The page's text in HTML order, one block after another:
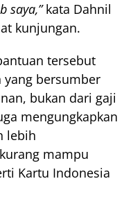
saya,”kata Dahnil
kunjungan.
tersebut
bersumber
bukan dari gaji
mengungkapkan
lebih
mampu
Kartu Indonesia